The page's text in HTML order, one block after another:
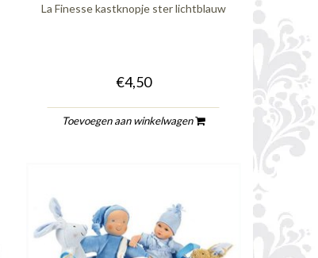
La Finesse kastknopje ster lichtblauw
€4,50
Toevoegen aan winkelwagen